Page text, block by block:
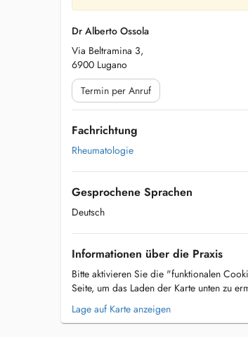
Dr Alberto Ossola
Via Beltramina 3,
6900 Lugano
Termin per Anruf
Fachrichtung
Rheumatologie
Gesprochene Sprachen
Deutsch
Informationen über die Praxis
Bitte aktivieren Sie die "funktionalen
Seite, um das Laden der Karte unten zu
Lage auf Karte anzeigen